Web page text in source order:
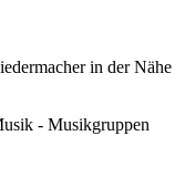
in der Nähe
- Musikgruppen